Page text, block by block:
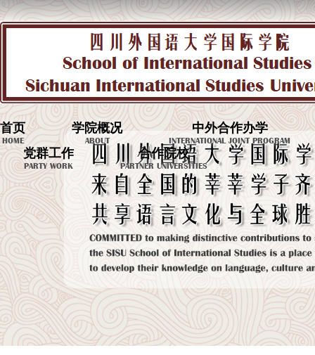
首页
HOME
学院概况
ABOUT
中外合作办学
INTERNATIONAL JOINT PROGRAM
党群工作
PARTY WORK
合作院校
PARTNER UNIVERSITIES